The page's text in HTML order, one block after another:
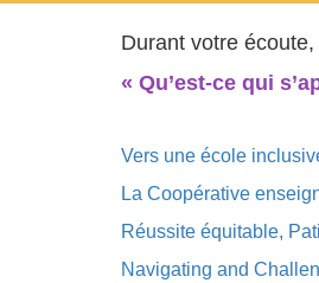
Durant votre
« Qu’est-ce qui
Vers une école
La Coopérative
Réussite équitable,
Navigating and